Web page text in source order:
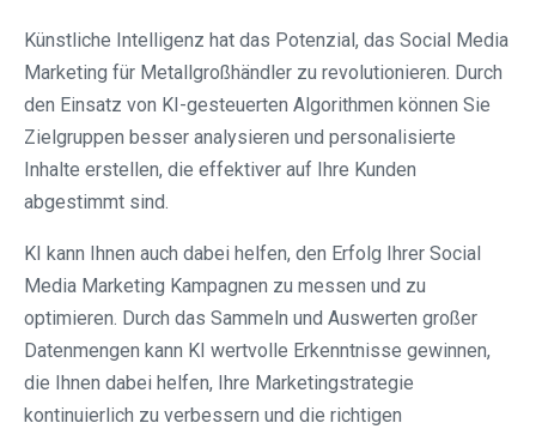
Künstliche Intelligenz hat das Potenzial, das Social Media
Marketing für Metallgroßhändler zu revolutionieren. Durch
den Einsatz von KI-gesteuerten Algorithmen können Sie
Zielgruppen besser analysieren und personalisierte
Inhalte erstellen, die effektiver auf Ihre Kunden
abgestimmt sind.
KI kann Ihnen auch dabei helfen, den Erfolg Ihrer Social
Media Marketing Kampagnen zu messen und zu
optimieren. Durch das Sammeln und Auswerten großer
Datenmengen kann KI wertvolle Erkenntnisse gewinnen,
die Ihnen dabei helfen, Ihre Marketingstrategie
kontinuierlich zu verbessern und die richtigen